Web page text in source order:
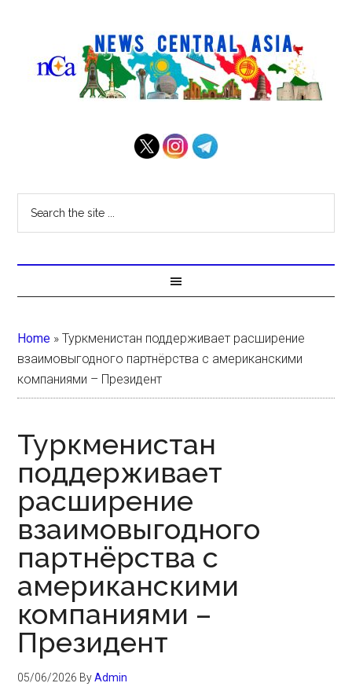
Home »Туркменистан поддерживает расширение
взаимовыгодного партнёрства с американскими
компаниями – Президент
Туркменистан
поддерживает
расширение
взаимовыгодного
партнёрства с
американскими
компаниями –
Президент
05/06/2026 ByAdmin